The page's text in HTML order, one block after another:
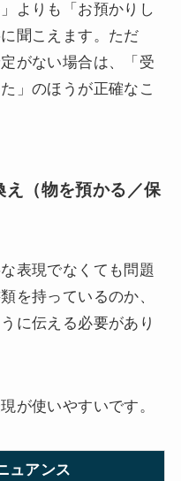
よりも「お預かりし
聞こえます。ただ
がない場合は、「受
」のほうが正確なこ
え（物を預かる／保
表現でなくても問題
を持っているのか、
に伝える必要があり
が使いやすいです。
ュアンス